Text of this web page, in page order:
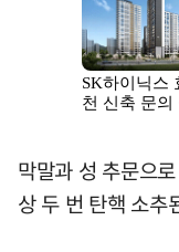
막말과 성 추문으
상 두 번 탄핵 소추